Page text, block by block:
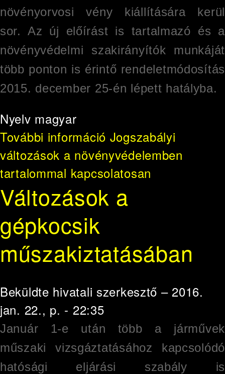
növényorvosi vény kiállítására kerül
sor. Az új előírást is tartalmazó és a
növényvédelmi szakirányítók munkáját
több ponton is érintő rendeletmódosítás
2015. december 25-én lépett hatályba.
Nyelv magyar
További információ Jogszabályi
változások a növényvédelemben
tartalommal kapcsolatosan
Változások a
gépkocsik
műszakiztatásában
Beküldte hivatali szerkesztő – 2016.
jan. 22., p. - 22:35
Január 1-e után több a járművek
műszaki vizsgáztatásához kapcsolódó
hatósági eljárási szabály is